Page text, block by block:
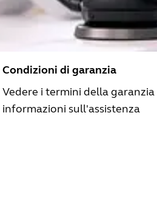
Condizioni di garanzia
Vedere i termini della garanzia
informazioni sull'assistenza